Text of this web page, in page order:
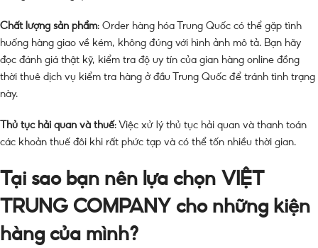
Chất lượng sản phẩm: Order hàng hóa Trung Quốc có thể gặp tình
huống hàng giao về kém, không đúng với hình ảnh mô tả. Bạn hãy
đọc đánh giá thật kỹ, kiểm tra độ uy tín của gian hàng online đồng
thời thuê dịch vụ kiểm tra hàng ở đầu Trung Quốc để tránh tình trạng
này.
Thủ tục hải quan và thuế: Việc xử lý thủ tục hải quan và thanh toán
các khoản thuế đôi khi rất phức tạp và có thể tốn nhiều thời gian.
Tại sao bạn nên lựa chọn VIỆT
TRUNG COMPANY cho những kiện
hàng của mình?